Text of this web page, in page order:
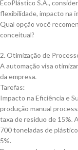
EcoPlástico S.A.,
flexibilidade, impacto na
Qual opção você
conceitual?
2. Otimização de
A automação visa
da empresa.
Tarefas:
Impacto na Eficiência e
produção manual
taxa de resíduo de 15%.
700 toneladas de
5%.